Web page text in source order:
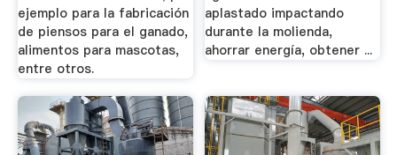
ejemplo para la fabricación
de piensos para el ganado,
alimentos para mascotas,
entre otros.
aplastado impactando
durante la molienda,
ahorrar energía, obtener ...